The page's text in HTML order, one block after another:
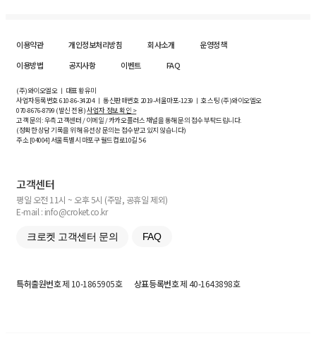
이용약관 개인정보처리방침 회사소개
운영정책
이용방법
공지사항 이벤트 FAQ
(주)와이오엘오 ㅣ 대표 황유미
사업자등록번호610-86-34204ㅣ 통신판매번호 2019-서울마포-1239 ㅣ 호스팅 (주)와이오엘오
070-8676-8799 (발신 전용)사업자 정보 확인 >
고객 문의: 우측 고객센터 / 이메일 / 카카오플러스 채널을 통해 문의 접수 부탁드립니다.
(정확한 상담 기록을 위해 유선상 문의는 접수받고 있지 않습니다)
주소 [04004] 서울특별시 마포구 월드컵로10길5-6
고객센터
평일 오전 11시 ~ 오후 5시 (주말, 공휴일 제외)
E-mail : info@croket.co.kr
크로켓 고객센터 문의 FAQ
특허출원번호제 10-1865905호 상표등록번호제 40-1643898호